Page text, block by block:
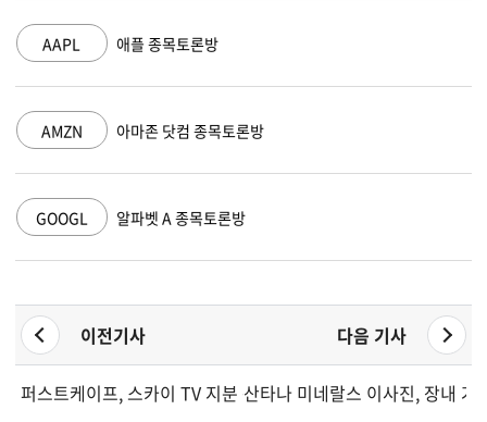
AAPL 애플 종목토론방
AMZN 아마존 닷컴 종목토론방
GOOGL 알파벳 A 종목토론방
이전기사 다음 기사
퍼스트케이프, 스카이 TV 지분 축소로 주요 주주 기준선 하회
산타나 미네랄스 이사진, 장내 거